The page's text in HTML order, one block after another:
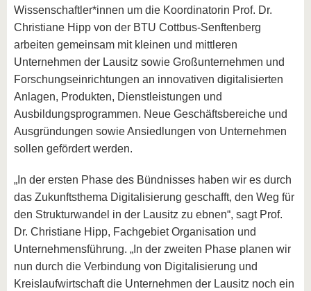
Wissenschaftler*innen um die Koordinatorin Prof. Dr.
Christiane Hipp von der BTU Cottbus-Senftenberg
arbeiten gemeinsam mit kleinen und mittleren
Unternehmen der Lausitz sowie Großunternehmen und
Forschungseinrichtungen an innovativen digitalisierten
Anlagen, Produkten, Dienstleistungen und
Ausbildungsprogrammen. Neue Geschäftsbereiche und
Ausgründungen sowie Ansiedlungen von Unternehmen
sollen gefördert werden.
„In der ersten Phase des Bündnisses haben wir es durch
das Zukunftsthema Digitalisierung geschafft, den Weg für
den Strukturwandel in der Lausitz zu ebnen“, sagt Prof.
Dr. Christiane Hipp, Fachgebiet Organisation und
Unternehmensführung. „In der zweiten Phase planen wir
nun durch die Verbindung von Digitalisierung und
Kreislaufwirtschaft die Unternehmen der Lausitz noch ein